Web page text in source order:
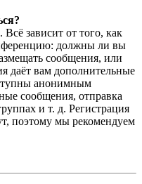
зависит от того, как
должны ли вы
сообщения, или
даёт вам дополнительные
анонимным
сообщения, отправка
и т. д. Регистрация
поэтому мы рекомендуем